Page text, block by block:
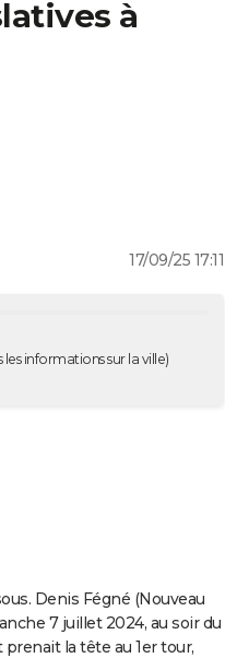
à
17/09/25 17:11
informations sur la ville)
Denis Fégné (Nouveau
7 juillet 2024, au soir du
la tête au 1er tour,